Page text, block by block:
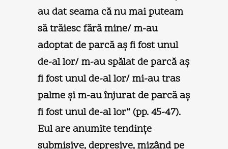
au dat seama că nu mai puteam
să trăiesc fără mine/ m-au
adoptat de parcă aş fi fost unul
de-al lor/ m-au spălat de parcă aş
fi fost unul de-al lor/ mi-au tras
palme şi m-au înjurat de parcă aş
fi fost unul de-al lor“ (pp. 45-47).
Eul are anumite tendinţe
submisive, depresive, mizând pe